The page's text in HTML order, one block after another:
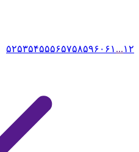
۱۲ ... ۵۲۵۳۵۴۵۵۵۶۵۷۵۸۵۹۶۰ ۶۱